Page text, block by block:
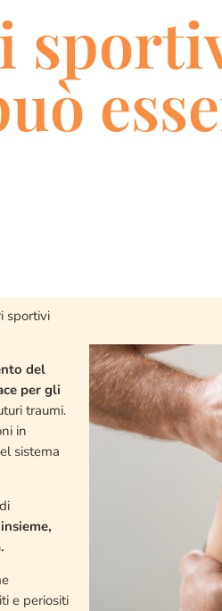
sportivi
del
per gli
traumi.
in
sistema
e periositi